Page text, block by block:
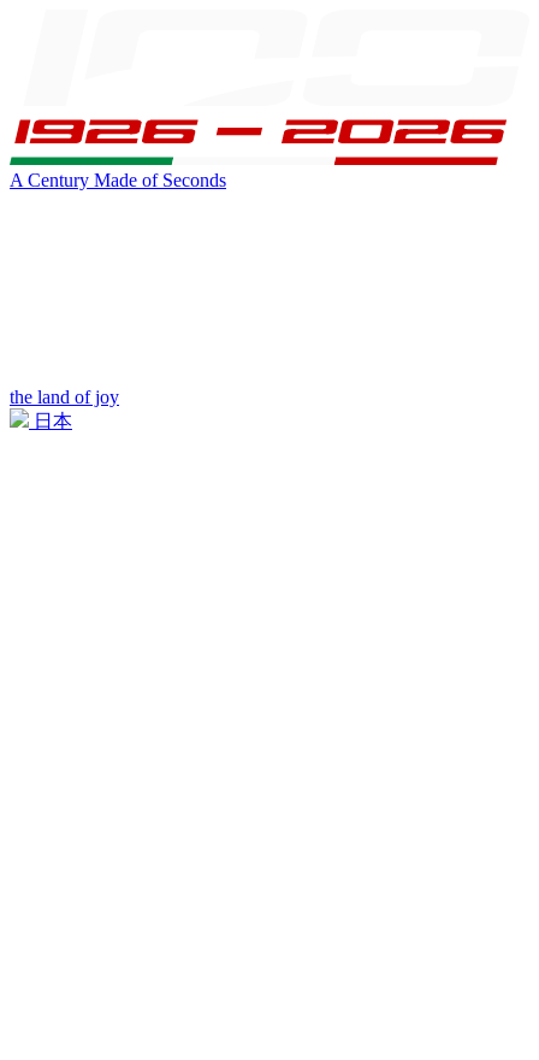
A Century Made of Seconds
the land of joy
日本